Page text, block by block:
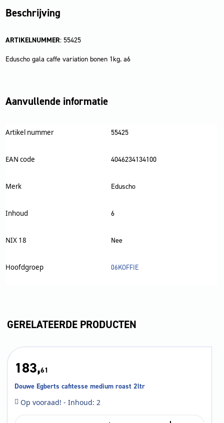
Beschrijving
ARTIKELNUMMER: 55425
Eduscho gala caffe variation bonen 1kg. a6
Aanvullende informatie
Artikel nummer 55425
EAN code 4046234134100
Merk Eduscho
Inhoud 6
NIX 18 Nee
Hoofdgroep 06KOFFIE
GERELATEERDE PRODUCTEN
183,61
Douwe Egberts cafitesse medium roast 2ltr
Op vooraad! - Inhoud: 2